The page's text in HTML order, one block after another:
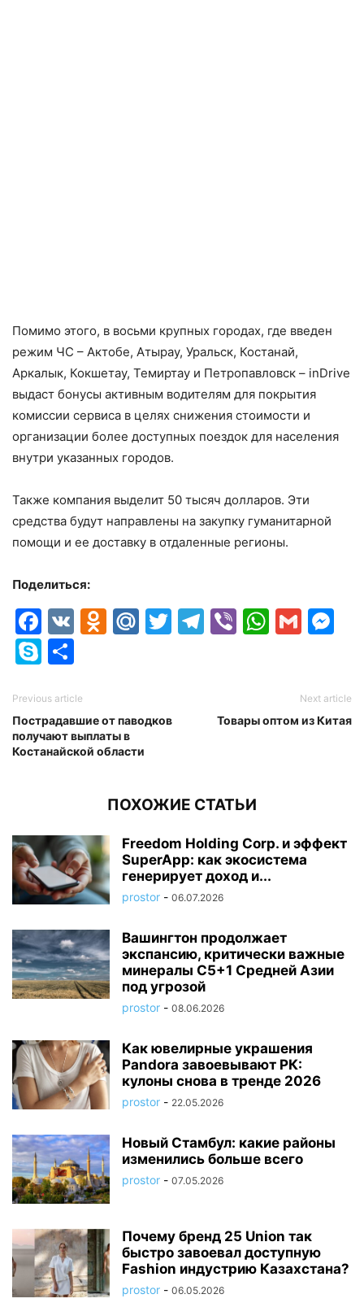
Помимо этого, в восьми крупных городах, где введен
режим ЧС – Актобе, Атырау, Уральск, Костанай,
Аркалык, Кокшетау, Темиртау и Петропавловск – inDrive
выдаст бонусы активным водителям для покрытия
комиссии сервиса в целях снижения стоимости и
организации более доступных поездок для населения
внутри указанных городов.
Также компания выделит 50 тысяч долларов. Эти
средства будут направлены на закупку гуманитарной
помощи и ее доставку в отдаленные регионы.
Поделиться:
Facebook
VK Odnoklassniki
Mail.Ru
Twitter
Telegram
Viber
Skype
Previous article
Пострадавшие от паводков
получают выплаты в
Костанайской области
Next article
Товары оптом из Китая
ПОХОЖИЕ СТАТЬИ
Freedom Holding Corp. и эффект
SuperApp: как экосистема
генерирует доход и...
prostor - 06.07.2026
Вашингтон продолжает
экспансию, критически важные
минералы C5+1 Средней Азии
под угрозой
prostor - 08.06.2026
Как ювелирные украшения
Pandora завоевывают РК:
кулоны снова в тренде 2026
prostor - 22.05.2026
Новый Стамбул: какие районы
изменились больше всего
prostor - 07.05.2026
Почему бренд 25 Union так
быстро завоевал доступную
Fashion индустрию Казахстана?
prostor - 06.05.2026